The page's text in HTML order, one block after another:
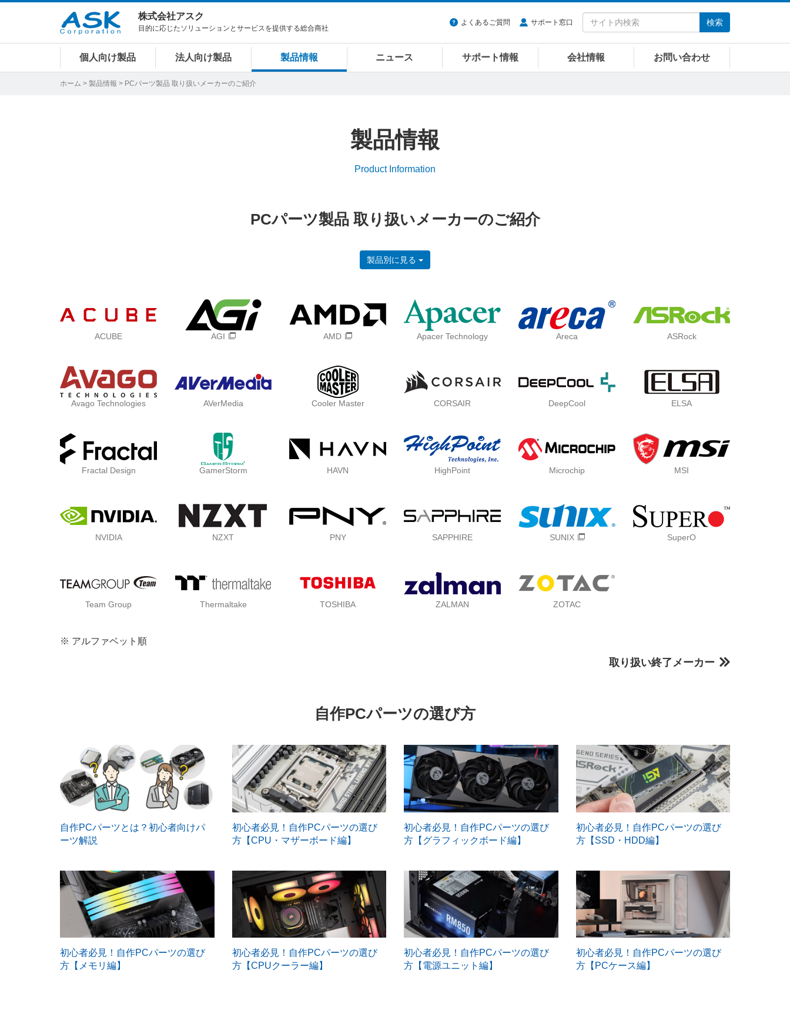
株式会社アスク
目的に応じたソリューションとサービスを提供する総合商社
よくあるご質問 サポート窓口 検索
個人向け製品 法人向け製品 製品情報 ニュース サポート情報 会社情報 お問い合わせ
ホーム > 製品情報 > PCパーツ製品 取り扱いメーカーのご紹介
製品情報
Product Information
PCパーツ製品 取り扱いメーカーのご紹介
製品別に見る
ACUBE AGI AMD Apacer Technology Areca ASRock
Avago Technologies AVerMedia Cooler Master CORSAIR DeepCool ELSA
Fractal Design GamerStorm HAVN HighPoint Microchip MSI
NVIDIA NZXT PNY SAPPHIRE SUNIX SuperO
Team Group Thermaltake TOSHIBA ZALMAN ZOTAC
※ アルファベット順
取り扱い終了メーカー
自作PCパーツの選び方
自作PCパーツとは？初心者向けパ
ーツ解説
初心者必見！自作PCパーツの選び
方【CPU・マザーボード編】
初心者必見！自作PCパーツの選び
方【グラフィックボード編】
初心者必見！自作PCパーツの選び
方【SSD・HDD編】
初心者必見！自作PCパーツの選び
方【メモリ編】
初心者必見！自作PCパーツの選び
方【CPUクーラー編】
初心者必見！自作PCパーツの選び
方【電源ユニット編】
初心者必見！自作PCパーツの選び
方【PCケース編】